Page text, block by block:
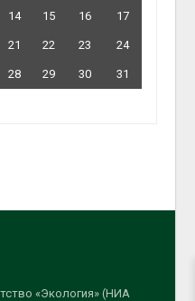
14 15 16 17
21 22 23 24
28 29 30
31
«Экология» (НИА